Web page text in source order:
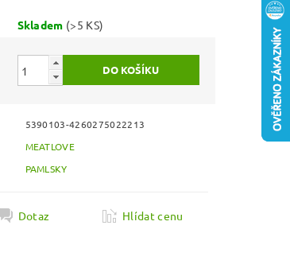
Skladem (>5 KS)
5390103-4260275022213
MEATLOVE
PAMLSKY
Dotaz Hlídat cenu